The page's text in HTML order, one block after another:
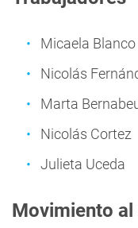
Micaela
Nicolás
Marta
Nicolás Cortez
Julieta Uceda
Movimiento